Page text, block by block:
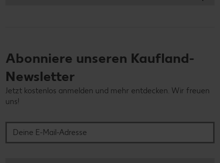
Abonniere unseren Kaufland-
Newsletter
Jetzt kostenlos anmelden und mehr entdecken. Wir freuen
uns!